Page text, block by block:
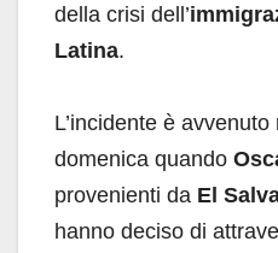
della crisi dell’
Latina.
L’incidente è
domenica quando
provenienti da El
hanno deciso di